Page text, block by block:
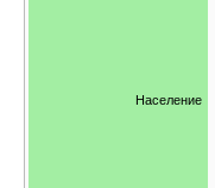
Население